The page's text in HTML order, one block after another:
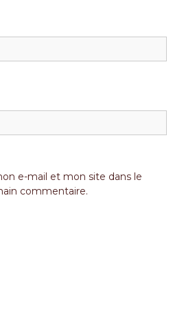
e-mail et mon site dans le
commentaire.